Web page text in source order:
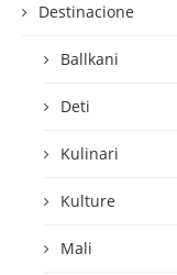
Destinacione
Ballkani
Deti
Kulinari
Kulture
Mali